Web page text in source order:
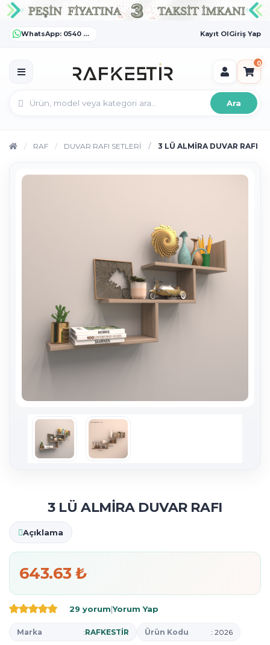
WhatsApp: 0540 372 55 55 Kayıt OlGiriş Yap
0
Ara
RAF DUVAR RAFI SETLERİ 3 LÜ ALMİRA DUVAR RAFI
3 LÜ ALMİRA DUVAR RAFI
Açıklama
643.63 ₺
29 yorum|Yorum Yap
Marka :RAFKESTİR Ürün Kodu : 2026